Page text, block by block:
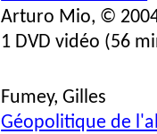
Arturo Mio, ©
1 DVD vidéo (56
Fumey, Gilles
Géopolitique de